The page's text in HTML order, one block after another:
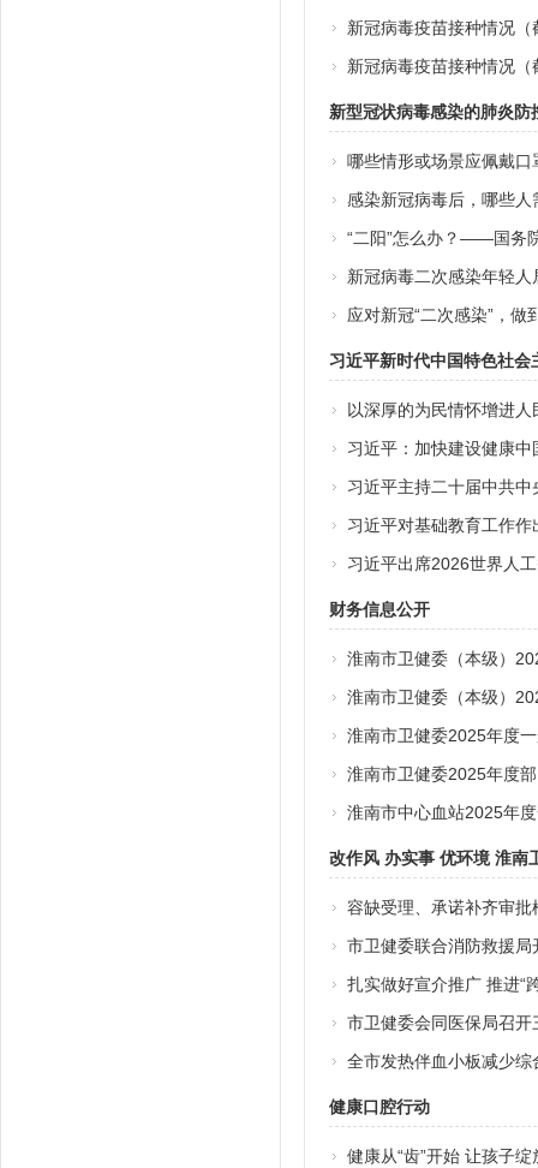
新冠病毒疫苗接种情况（
新冠病毒疫苗接种情况
新型冠状病毒感染的肺炎防
哪些情形或场景应佩戴
感染新冠病毒后，哪些
“二阳”怎么办？——国务
新冠病毒二次感染年轻
应对新冠“二次感染”，做
习近平新时代中国特色社会
以深厚的为民情怀增进人
习近平：加快建设健康中
习近平主持二十届中共
习近平对基础教育工作作
习近平出席2026世界人
财务信息公开
淮南市卫健委（本级）
淮南市卫健委（本级）
淮南市卫健委2025年度
淮南市卫健委2025年度
淮南市中心血站2025年
改作风 办实事 优环境 淮南
容缺受理、承诺补齐审
市卫健委联合消防救援
扎实做好宣介推广 推进“
市卫健委会同医保局召
全市发热伴血小板减少
健康口腔行动
健康从“齿”开始 让孩子